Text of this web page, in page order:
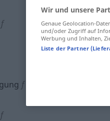
f
f
f
Wir und unsere
Genaue Geolocation-
und/oder Zugriff auf
Werbung und Inhalten,
Liste der Partner